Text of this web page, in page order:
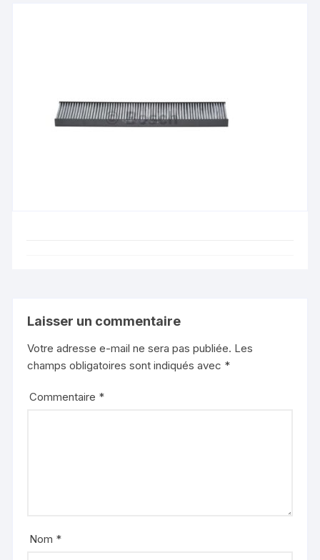
Laisser un commentaire
Votre adresse e-mail ne sera pas publiée. Les
champs obligatoires sont indiqués avec *
Commentaire *
Nom *